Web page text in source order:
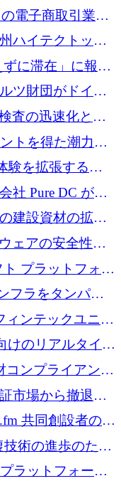
5,000 万ドルを
電子商取引業務
るために 200
ハイテクトップ
に滞在」に報酬
ツ財団がドイツ
めに2,000万ユー
ち上げる
査の迅速化と抗
万ポンドを寄付
トを得た潮力発
万ポンドを調
験を拡張するた
社 Pure DC が欧
を確保
建設資材の拡大
ェアの安全性を
を調達
プラットフォー
ルを調達
フラをタンパク
万ユーロを調達
ィンテックユニコ
・プリル氏
けのリアルタイム
構築するために
調達
コンプライアンス
万ドルを調達
市場から撤退す
ポンドのプレシ
共同創設者の支
技術の進歩のため
ラットフォーム